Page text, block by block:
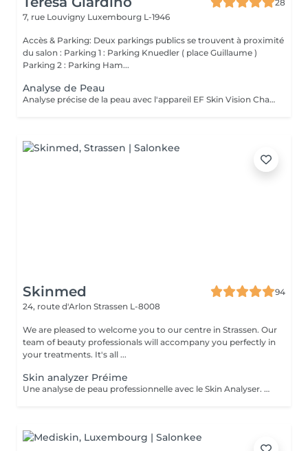
28
7, rue Louvigny Luxembourg L-1946
Accès & Parking: Deux parkings publics se trouvent à proximité
du salon : Parking 1 : Parking Knuedler ( place Guillaume )
Parking 2 : Parking Ham...
Analyse de Peau
Analyse précise de la peau avec l'appareil EF Skin Vision Chaque peau étant unique, nous analysons ensemble les besoins actuels de votre peau. L'appareil diagnostic effectue une analyse complète. Il détermine l'identité de votre peau en quelques minutes, en se basant sur 9 paramètres spécifiques: hydratation, excès de sébum, élasticité, desquamation, pores, taches pigmentaires, rides pattes d'oie, rides du front, couperose.
Skinmed
94
24, route d'Arlon Strassen L-8008
We are pleased to welcome you to our centre in Strassen. Our
team of beauty professionals will accompany you perfectly in
your treatments. It's all ...
Skin analyzer Préime
Une analyse de peau professionnelle avec le Skin Analyser. Offrez à votre peau le diagnostic qu'elle mérite grâce à notre Skin Analyser de haute technologie. Dans notre salon, nous utilisons un appareil de pointe pour réaliser une analyse complète et précise de votre peau : hydratation, élasticité, texture, taches pigmentaires, pores dilatés, rides, sébum rien n'échappe à notre expertise. Comment ça se passe ? -Un diagnostic rapide et indolore -Des résultats instantanés sur écran -Un bilan complet et des conseils sur mesure Objectif : comprendre votre peau en profondeur pour optimiser vos soins esthétiques. Offre exclusive : le diagnostic Skin Analyzer vous est remboursé lors de votre premier traitement de la cure de soins proposée !